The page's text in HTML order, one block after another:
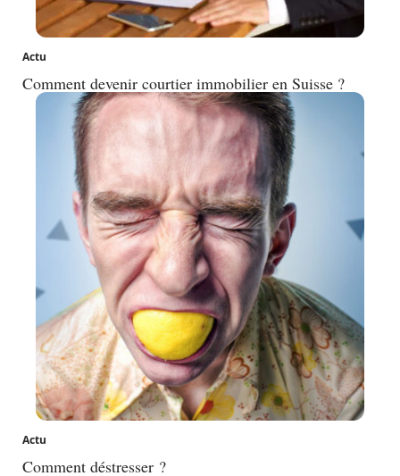
Actu
Comment devenir courtier immobilier en Suisse ?
Actu
Comment déstresser ?